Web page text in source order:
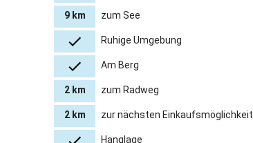
9 km zum See
Ruhige Umgebung
Am Berg
2 km zum Radweg
2 km zur nächsten Einkaufsmöglichkeit
Hanglage